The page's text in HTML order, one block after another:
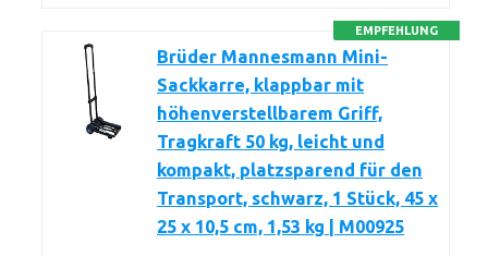
EMPFEHLUNG
Brüder Mannesmann Mini-
Sackkarre, klappbar mit
höhenverstellbarem Griff,
Tragkraft 50 kg, leicht und
kompakt, platzsparend für den
Transport, schwarz, 1 Stück, 45 x
25 x 10,5 cm, 1,53 kg | M00925